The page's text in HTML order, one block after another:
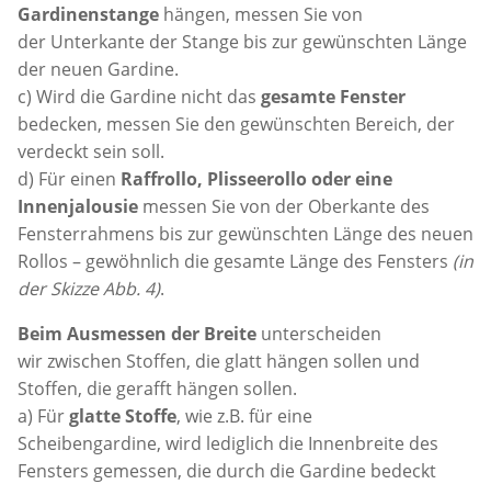
Gardinenstange hängen, messen Sie von
der Unterkante der Stange bis zur gewünschten Länge
der neuen Gardine.
c) Wird die Gardine nicht das gesamte Fenster
bedecken, messen Sie den gewünschten Bereich, der
verdeckt sein soll.
d) Für einen Raffrollo, Plisseerollo oder eine
Innenjalousie messen Sie von der Oberkante des
Fensterrahmens bis zur gewünschten Länge des neuen
Rollos – gewöhnlich die gesamte Länge des Fensters (in
der Skizze Abb. 4).
Beim Ausmessen der Breite unterscheiden
wir zwischen Stoffen, die glatt hängen sollen und
Stoffen, die gerafft hängen sollen.
a) Fürglatte Stoffe, wie z.B. für eine
Scheibengardine, wird lediglich die Innenbreite des
Fensters gemessen, die durch die Gardine bedeckt